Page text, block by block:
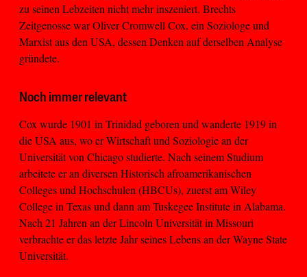
zu seinen Lebzeiten nicht mehr inszeniert. Brechts
Zeitgenosse war Oliver Cromwell Cox, ein Soziologe und
Marxist aus den USA, dessen Denken auf derselben Analyse
gründete.
Noch immer relevant
Cox wurde 1901 in Trinidad geboren und wanderte 1919 in
die USA aus, wo er Wirtschaft und Soziologie an der
Universität von Chicago studierte. Nach seinem Studium
arbeitete er an diversen Historisch afroamerikanischen
Colleges und Hochschulen (HBCUs), zuerst am Wiley
College in Texas und dann am Tuskegee Institute in Alabama.
Nach 21 Jahren an der Lincoln Universität in Missouri
verbrachte er das letzte Jahr seines Lebens an der Wayne State
Universität.